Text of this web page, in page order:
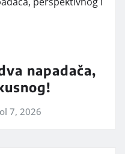
napadača,
7, 2026